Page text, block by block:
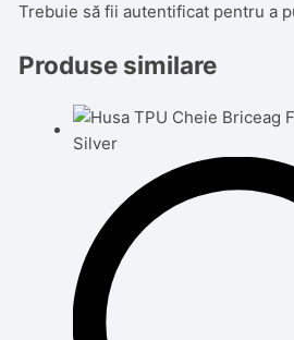
Trebuie să fiiautentificat pentru a
Produse similare